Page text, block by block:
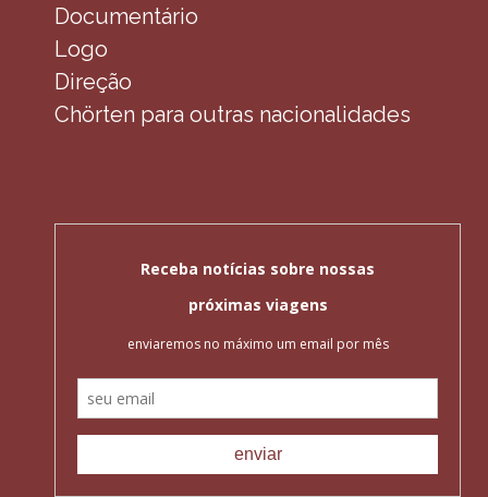
Documentário
Logo
Direção
Chörten para outras nacionalidades